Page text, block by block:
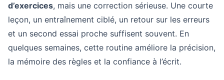
d’exercices, mais une correction sérieuse. Une courte
leçon, un entraînement ciblé, un retour sur les erreurs
et un second essai proche suffisent souvent. En
quelques semaines, cette routine améliore la précision,
la mémoire des règles et la confiance à l’écrit.